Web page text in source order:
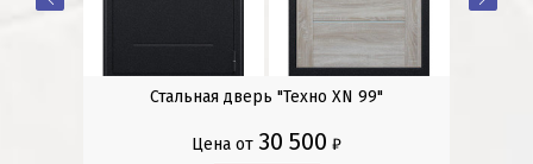
Стальная дверь "Техно XN 99"
Цена от 30 500 ₽